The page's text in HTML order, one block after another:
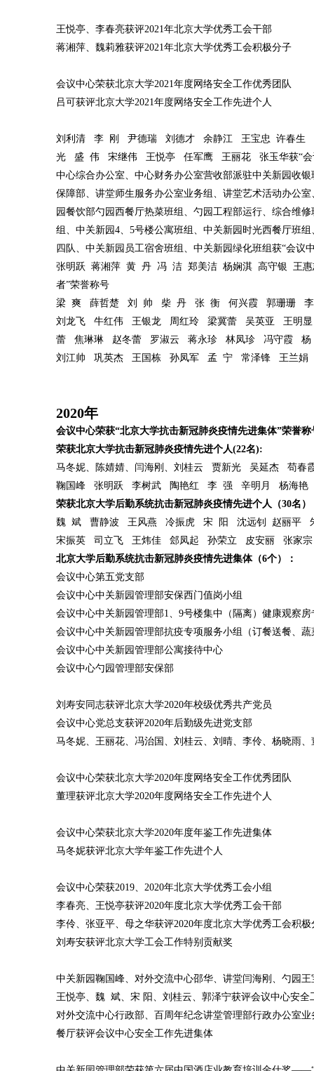
王悦亭、李春亮获评2021年北京大学优秀工会干部
蒋湘萍、魏莉雅获评2021年北京大学优秀工会积极分子
会议中心荣获北京大学2021年度网络安全工作优秀团队
吕可获评北京大学2021年度网络安全工作先进个人
刘利清 李 刚 尹德瑞 刘德才 余静江 王宝忠 许春生
光 盛 伟 宋继伟 王悦亭 任军鹰 王丽花 张玉华获“会
中心综合办公室、中心财务办公室营收部派驻中关新园收
保障部、讲堂师生服务办公室业务组、讲堂艺术活动办公
园餐饮部勺园西餐厅热菜班组、勺园工程部运行、综合维
组、中关新园4、5号楼公寓班组、中关新园时光西餐厅班
四队、中关新园员工宿舍班组、中关新园绿化班组获“会议
张明跃 蒋湘萍 黄 丹 冯 洁 郑美洁 杨娴淇 高守银 王
者”荣誉称号
梁 爽 薛哲楚 刘 帅 柴 丹 张 衡 何兴霞 郭珊珊
刘龙飞 牛红伟 王银龙 周红玲 梁冀蕾 吴英亚 王
蕾 焦琳琳 赵冬蕾 罗淑云 蒋永珍 林凤珍 冯守霞
刘江帅 巩英杰 王国栋 孙凤军 孟 宁 常泽锋 王兰娟
2020年
会议中心荣获“北京大学抗击新冠肺炎疫情先进集体”荣誉称
荣获北京大学抗击新冠肺炎疫情先进个人(22名):
马冬妮、陈婧婧、闫海刚、刘桂云 贾新光 吴延杰
鞠国峰 张明跃 李树武 陶艳红 李 强 辛明月 杨海艳
荣获北京大学后勤系统抗击新冠肺炎疫情先进个人（30名）
魏 斌 曹静波 王风燕 冷振虎 宋 阳 沈远钊 赵丽
宋振英 司立飞 王炜佳 郐凤起 孙荣立 皮安丽 张
北京大学后勤系统抗击新冠肺炎疫情先进集体（6个）：
会议中心第五党支部
会议中心中关新园管理部安保西门值岗小组
会议中心中关新园管理部1、9号楼集中（隔离）健康观察
会议中心中关新园管理部抗疫专项服务小组（订餐送餐、
会议中心中关新园管理部公寓接待中心
会议中心勺园管理部安保部
刘寿安同志获评北京大学2020年校级优秀共产党员
会议中心党总支获评2020年后勤级先进党支部
马冬妮、王丽花、冯治国、刘桂云、刘晴、李伶、杨晓雨
会议中心荣获北京大学2020年度网络安全工作优秀团队
董理获评北京大学2020年度网络安全工作先进个人
会议中心荣获北京大学2020年度年鉴工作先进集体
马冬妮获评北京大学年鉴工作先进个人
会议中心荣获2019、2020年北京大学优秀工会小组
李春亮、王悦亭获评2020年度北京大学优秀工会干部
李伶、张亚平、母之华获评2020年度北京大学优秀工会积极
刘寿安获评北京大学工会工作特别贡献奖
中关新园鞠国峰、对外交流中心邵华、讲堂闫海刚、勺园
王悦亭、魏 斌、宋 阳、刘桂云、郭泽宁获评会议中心安全
对外交流中心行政部、百周年纪念讲堂管理部行政办公室
餐厅获评会议中心安全工作先进集体